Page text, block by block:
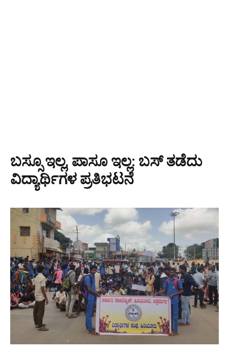
ಬಸ್ಸೂ ಇಲ್ಲ, ಪಾಸೂ ಇಲ್ಲ: ಬಸ್ ತಡೆದು
ವಿದ್ಯಾರ್ಥಿಗಳ ಪ್ರತಿಭಟನೆ